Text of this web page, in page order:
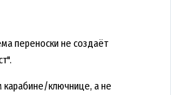
переноски не создаёт
карабине/ключнице, а не